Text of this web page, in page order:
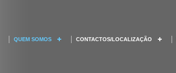
QUEM SOMOS CONTACTOS/LOCALIZAÇÃO